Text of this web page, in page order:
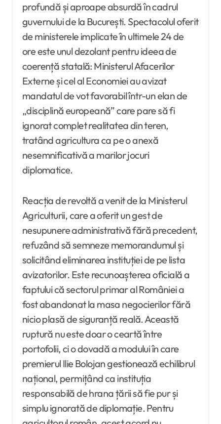
profundă și aproape absurdă în cadrul
guvernului de la București. Spectacolul oferit
de ministerele implicate în ultimele 24 de
ore este unul dezolant pentru ideea de
coerență statală: Ministerul Afacerilor
Externe și cel al Economiei au avizat
mandatul de vot favorabil într-un elan de
„disciplină europeană” care pare să fi
ignorat complet realitatea din teren,
tratând agricultura ca pe o anexă
nesemnificativă a marilor jocuri
diplomatice.
Reacția de revoltă a venit de la Ministerul
Agriculturii, care a oferit un gest de
nesupunere administrativă fără precedent,
refuzând să semneze memorandumul și
solicitând eliminarea instituției de pe lista
avizatorilor. Este recunoașterea oficială a
faptului că sectorul primar al României a
fost abandonat la masa negocierilor fără
nicio plasă de siguranță reală. Această
ruptură nu este doar o ceartă între
portofolii, ci o dovadă a modului în care
premierul Ilie Bolojan gestionează echilibrul
național, permițând ca instituția
responsabilă de hrana țării să fie pur și
simplu ignorată de diplomație. Pentru